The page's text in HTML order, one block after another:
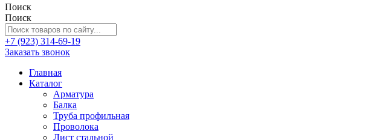
Поиск
Поиск
+7 (923) 314-69-19
Заказать звонок
Главная
Каталог
Арматура
Балка
Труба профильная
Проволока
Лист стальной